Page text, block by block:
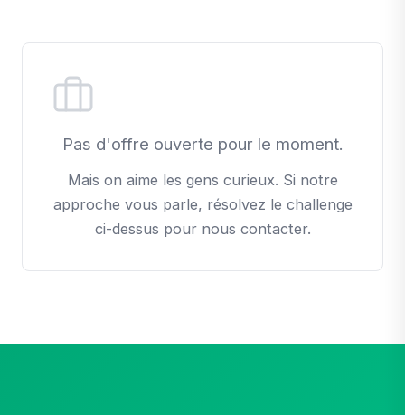
Pas d'offre ouverte pour le moment.
Mais on aime les gens curieux. Si notre
approche vous parle, résolvez le challenge
ci-dessus pour nous contacter.